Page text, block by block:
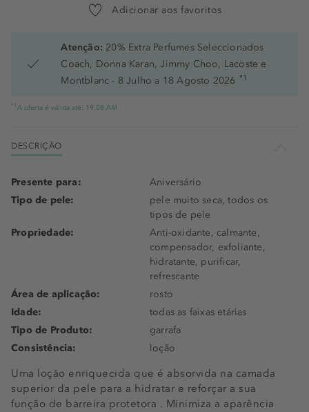
Adicionar aos favoritos
Atenção: 20% Extra Perfumes Seleccionados
Coach, Donna Karan, Jimmy Choo, Lacoste e
Montblanc - 8 Julho a 18 Agosto 2026 *1
*1 A oferta é válida até: 19.08.AM
DESCRIÇÃO
Uma loção enriquecida que é absorvida na camada
superior da pele para a hidratar e reforçar a sua
função de barreira protetora . Minimiza a aparência
Presente para:
Aniversário
Tipo de pele:
pele muito seca, todos os
tipos de pele
Propriedade:
Anti-oxidante, calmante,
compensador, exfoliante,
hidratante, purificar,
refrescante
Área de aplicação:
rosto
Idade:
todas as faixas etárias
Tipo de Produto:
garrafa
Consistência:
loção